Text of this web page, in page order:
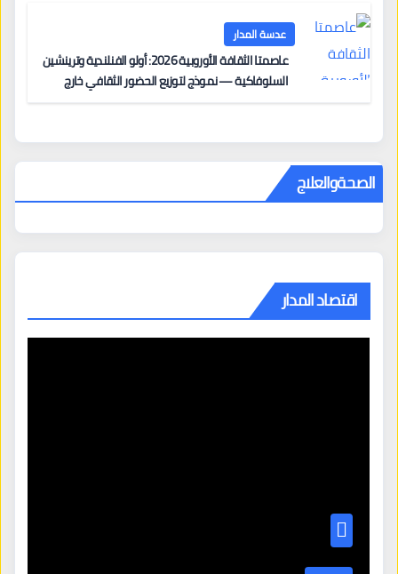
عدسة المدار
عاصمتا الثقافة الأوروبية 2026: أولو الفنلندية وترينشين
السلوفاكية — نموذج لتوزيع الحضور الثقافي خارج
الصحةوالعلاج
اقتصاد المدار